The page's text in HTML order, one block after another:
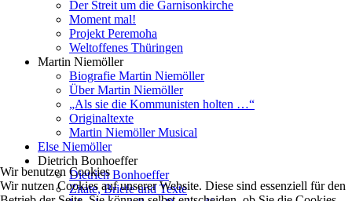
Der Streit um die Garnisonkirche
Moment mal!
Projekt Peremoha
Weltoffenes Thüringen
Martin Niemöller
Biografie Martin Niemöller
Über Martin Niemöller
„Als sie die Kommunisten holten …“
Originaltexte
Martin Niemöller Musical
Else Niemöller
Dietrich Bonhoeffer
Dietrich Bonhoeffer
Zitate, Briefe und Texte
Wir benutzen Cookies
Wir nutzen Cookies auf unserer Website. Diese sind essenziell für den